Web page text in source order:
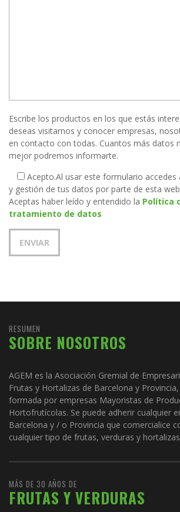
Escribe los productos en los que estás
deseas visitarnos y conocer empresas,
en contacto con todas. Cuantos más datos
mejor podremos informarte.
Acepto.Al usar este formulario
y gestión de tus datos por parte de esta
Aceptas haber leído y entendido la Política
tratamiento de datos
RESUMEN
SOBRE NOSOTROS
AGEM es la Asociación Gremial de
Frutas y Hortalizas de Barcelona y
formada por empresas Mayoristas de
Hortofrutícolas. Se puede adherir cualquier
Barcelona y / o Provincia que comercialice
cualquier tipo de frutas, verduras y
MÁS DE 30 AÑOS DE
FRUTAS Y VERDURAS